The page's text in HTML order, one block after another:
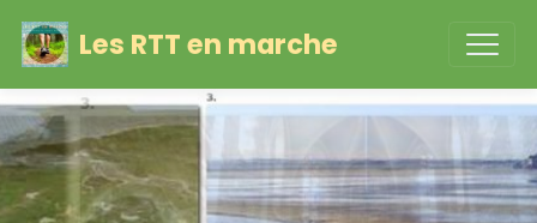
Les RTT en marche